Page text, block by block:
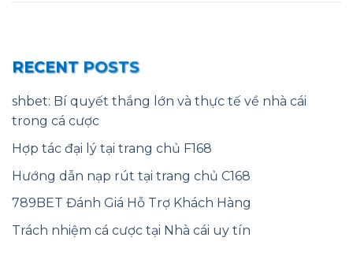
RECENT POSTS
shbet: Bí quyết thắng lớn và thực tế về nhà cái
trong cá cược
Hợp tác đại lý tại trang chủ F168
Hướng dẫn nạp rút tại trang chủ C168
789BET Đánh Giá Hỗ Trợ Khách Hàng
Trách nhiệm cá cược tại Nhà cái uy tín